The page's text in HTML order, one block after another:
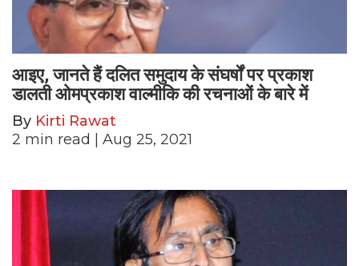
आइए, जानते हैं दलित समुदाय के संघर्षों पर प्रकाश
डालती ओमप्रकाश वाल्मीकि की रचनाओं के बारे में
By Kirti Rawat
2 min read | Aug 25, 2021